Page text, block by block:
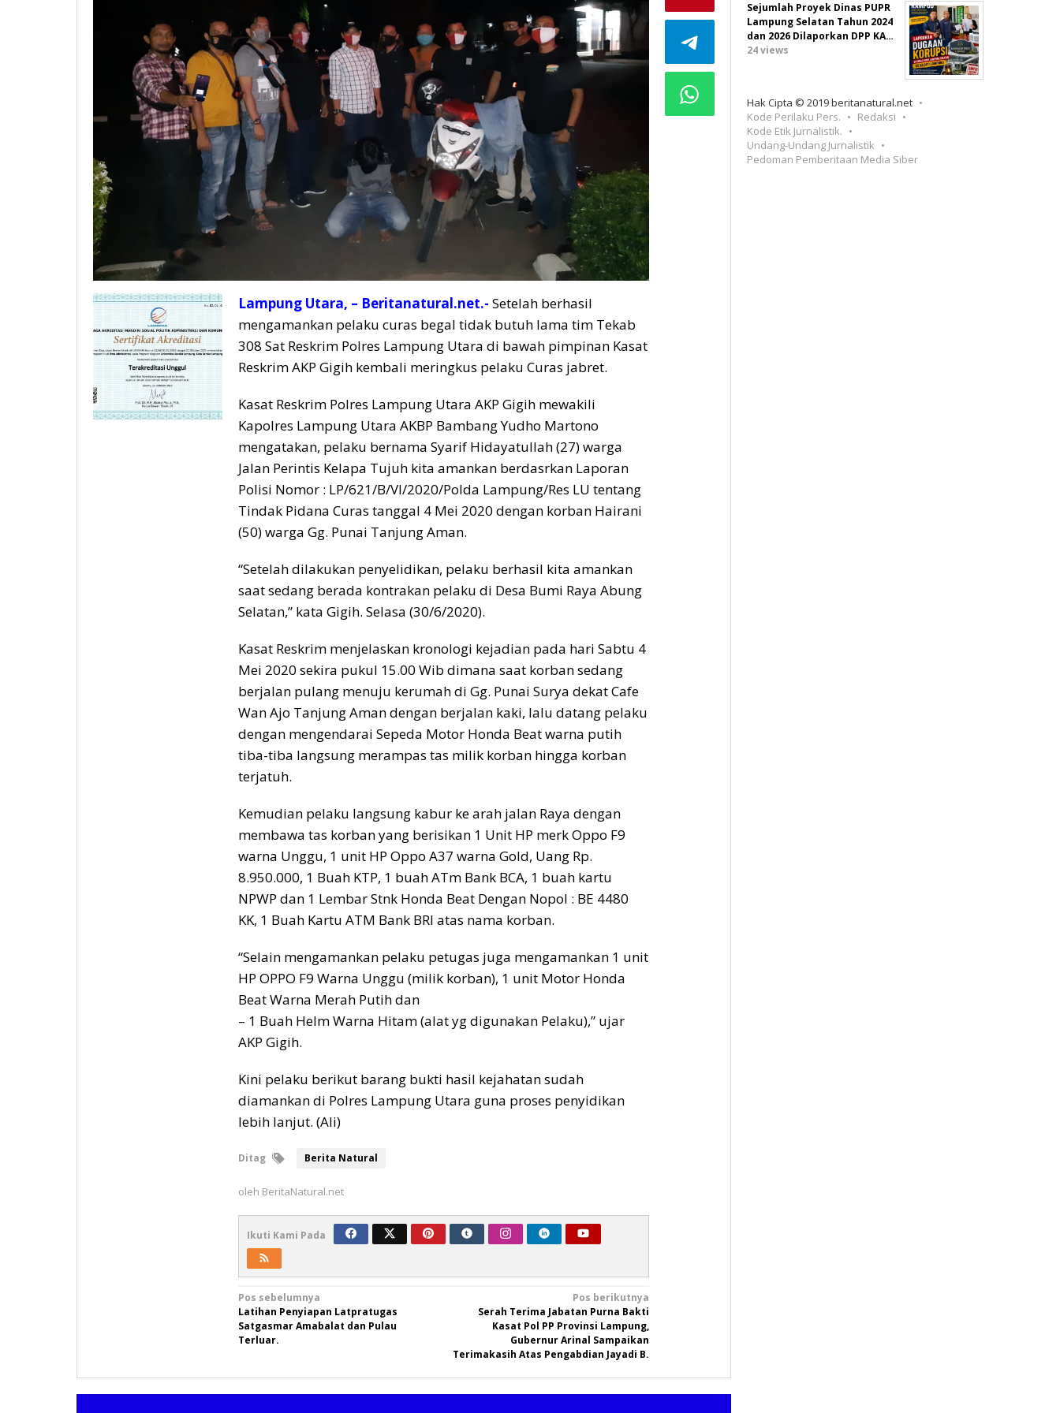
Lampung Utara, – Beritanatural.net.- Setelah berhasil
mengamankan pelaku curas begal tidak butuh lama tim Tekab
308 Sat Reskrim Polres Lampung Utara di bawah pimpinan Kasat
Reskrim AKP Gigih kembali meringkus pelaku Curas jabret.
Kasat Reskrim Polres Lampung Utara AKP Gigih mewakili
Kapolres Lampung Utara AKBP Bambang Yudho Martono
mengatakan, pelaku bernama Syarif Hidayatullah (27) warga
Jalan Perintis Kelapa Tujuh kita amankan berdasrkan Laporan
Polisi Nomor : LP/621/B/VI/2020/Polda Lampung/Res LU tentang
Tindak Pidana Curas tanggal 4 Mei 2020 dengan korban Hairani
(50) warga Gg. Punai Tanjung Aman.
“Setelah dilakukan penyelidikan, pelaku berhasil kita amankan
saat sedang berada kontrakan pelaku di Desa Bumi Raya Abung
Selatan,” kata Gigih. Selasa (30/6/2020).
Kasat Reskrim menjelaskan kronologi kejadian pada hari Sabtu 4
Mei 2020 sekira pukul 15.00 Wib dimana saat korban sedang
berjalan pulang menuju kerumah di Gg. Punai Surya dekat Cafe
Wan Ajo Tanjung Aman dengan berjalan kaki, lalu datang pelaku
dengan mengendarai Sepeda Motor Honda Beat warna putih
tiba-tiba langsung merampas tas milik korban hingga korban
terjatuh.
Kemudian pelaku langsung kabur ke arah jalan Raya dengan
membawa tas korban yang berisikan 1 Unit HP merk Oppo F9
warna Unggu, 1 unit HP Oppo A37 warna Gold, Uang Rp.
8.950.000, 1 Buah KTP, 1 buah ATm Bank BCA, 1 buah kartu
NPWP dan 1 Lembar Stnk Honda Beat Dengan Nopol : BE 4480
KK, 1 Buah Kartu ATM Bank BRI atas nama korban.
“Selain mengamankan pelaku petugas juga mengamankan 1 unit
HP OPPO F9 Warna Unggu (milik korban), 1 unit Motor Honda
Beat Warna Merah Putih dan
– 1 Buah Helm Warna Hitam (alat yg digunakan Pelaku),” ujar
AKP Gigih.
Kini pelaku berikut barang bukti hasil kejahatan sudah
diamankan di Polres Lampung Utara guna proses penyidikan
lebih lanjut. (Ali)
Ditag Berita Natural
oleh BeritaNatural.net
Ikuti Kami Pada
Navigasi
pos
Pos sebelumnya
Latihan Penyiapan Latpratugas
Satgasmar Amabalat dan Pulau
Terluar.
Pos berikutnya
Serah Terima Jabatan Purna Bakti
Kasat Pol PP Provinsi Lampung,
Gubernur Arinal Sampaikan
Terimakasih Atas Pengabdian Jayadi B.
Sejumlah Proyek Dinas PUPR
Lampung Selatan Tahun 2024
dan 2026 Dilaporkan DPP KA…
24 views
Hak Cipta © 2019 beritanatural.net
Kode Perilaku Pers.
Redaksi
Kode Etik Jurnalistik.
Undang-Undang Jurnalistik
Pedoman Pemberitaan Media Siber